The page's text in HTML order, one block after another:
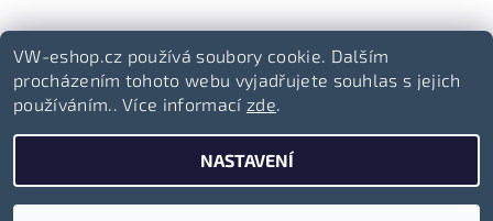
Volkswagen-lifestyle.cz
2026 ©VW-eshop.cz, všechna práva vyhrazena
VW-eshop.cz používá soubory cookie. Dalším
procházením tohoto webu vyjadřujete souhlas s jejich
používáním.. Více informací zde.
NASTAVENÍ